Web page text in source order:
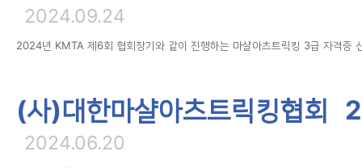
2024.09.24
2024년 KMTA 제6회 협회장기와 같이 진행하는 마샬아츠트릭킹 3급 자격
(사)대한마샬아츠트릭킹협
2024.06.20